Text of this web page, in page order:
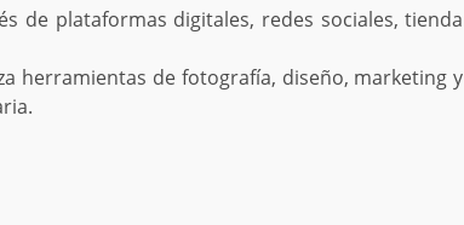
de plataformas digitales, redes sociales, tienda
herramientas de fotografía, diseño, marketing y